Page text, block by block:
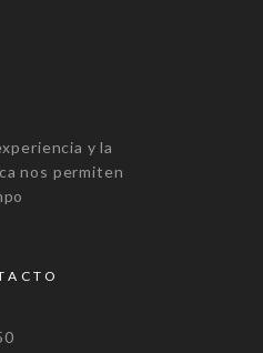
y la
nos permiten